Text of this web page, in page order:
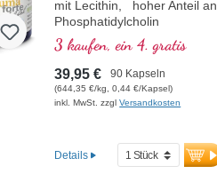
mit Lecithin, hoher Anteil an
Phosphatidylcholin
3 kaufen, ein 4. gratis
39,95 € 90 Kapseln
(644,35 €/kg, 0,44 €/Kapsel)
inkl. MwSt. zzglVersandkosten
Details